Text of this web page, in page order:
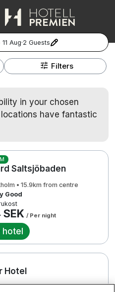
Aug·2 Guests
Filters
in your chosen
have fantastic
Saltsjöbaden
• 15.9km from centre
Good
/ Per night
hotel
Hotel
policy & Integritetspolicy